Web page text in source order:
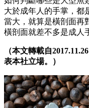
大於成年人的手掌，都
當大，就算是橫剖面再
橫剖面就差不多是成人
（本文轉載自2017.11.26
表本社立場。）